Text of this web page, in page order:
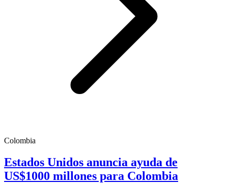
Colombia
Estados Unidos anuncia ayuda de
US$1000 millones para Colombia